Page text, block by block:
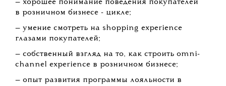
— хорошее понимание поведения покупателей
в розничном бизнесе - цикле;
— умение смотреть на shopping experience
глазами покупателей;
— собственный взгляд на то, как строить omni-
channel experience в розничном бизнесе;
— опыт развития программы лояльности в